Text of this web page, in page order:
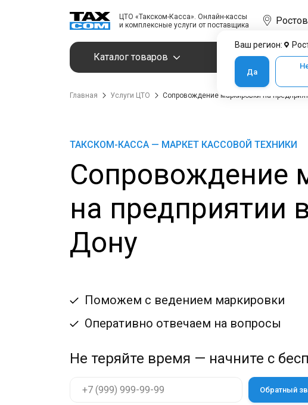
ЦТО «Такском-Касса». Онлайн-кассы
и комплексные услуги от поставщика
Ваш регион:
Да
Каталог товаров Услуги
Главная Услуги ЦТО Сопровождение маркировки на
ТАКСКОМ-КАССА — МАРКЕТ КАССОВОЙ ТЕХНИКИ
Сопровождение
на предприятии
Дону
Поможем с ведением маркировки
Оперативно отвечаем на вопросы
Не теряйте время — начните с